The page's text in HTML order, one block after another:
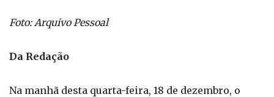
Da Redação
Na manhã desta quarta-feira, 18 de dezembro, o